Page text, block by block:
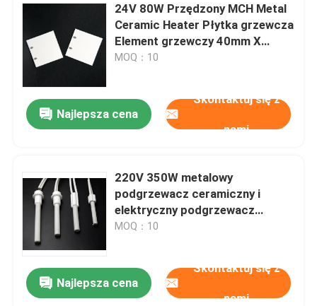
24V 80W Przędzony MCH Metal
Ceramic Heater Płytka grzewcza
Element grzewczy 40mm X
40mm
MOQ：10
Najlepsza cena
Skontaktuj się z
nami
220V 350W metalowy
podgrzewacz ceramiczny i
elektryczny podgrzewacz
wkładu rurowego do ogrzewania
MOQ：10
Najlepsza cena
Skontaktuj się z
nami